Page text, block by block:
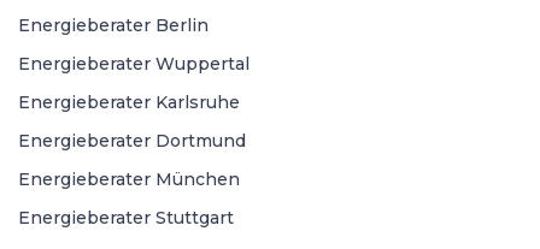
Energieberater Berlin
Energieberater Wuppertal
Energieberater Karlsruhe
Energieberater Dortmund
Energieberater München
Energieberater Stuttgart